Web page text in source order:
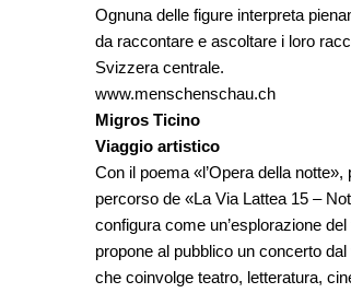
Ognuna delle figure interpreta
da raccontare e ascoltare i loro
Svizzera centrale.
www.menschenschau.ch
Migros Ticino
Viaggio artistico
Con il poema «l’Opera della
percorso de «La Via Lattea 15 –
configura come un’esplorazione
propone al pubblico un concerto
che coinvolge teatro, letteratura,